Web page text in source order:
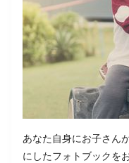
あなた自身にお子さん
にしたフォトブックを